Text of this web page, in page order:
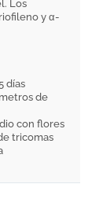
Los
y α-
días
de
con flores
tricomas